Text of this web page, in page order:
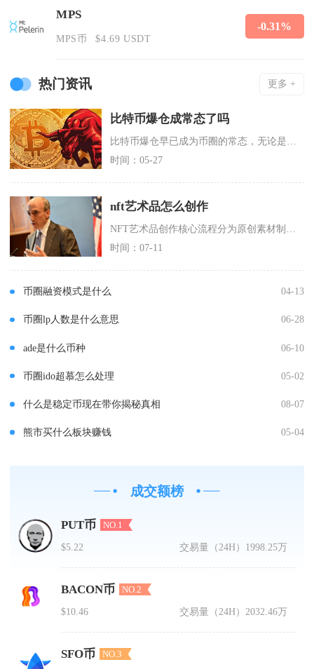
MPS
MPS币 $4.69 USDT
-0.31%
热门资讯 更多 +
比特币爆仓成常态了吗
时间：05-27
nft艺术品怎么创作
时间：07-11
币圈融资模式是什么 04-13
币圈lp人数是什么意思 06-28
ade是什么币种 06-10
币圈ido超慕怎么处理 05-02
什么是稳定币现在带你揭秘真相 08-07
熊市买什么板块赚钱 05-04
成交额榜
PUT币 NO.1
$5.22 交易量（24H） 1998.25万
BACON币 NO.2
$10.46 交易量（24H） 2032.46万
SFO币 NO.3